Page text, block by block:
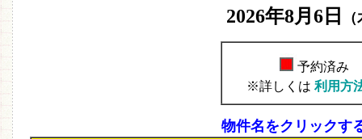
2026年8月6日
予約済み
※詳しくは 利用方
物件名をクリックす